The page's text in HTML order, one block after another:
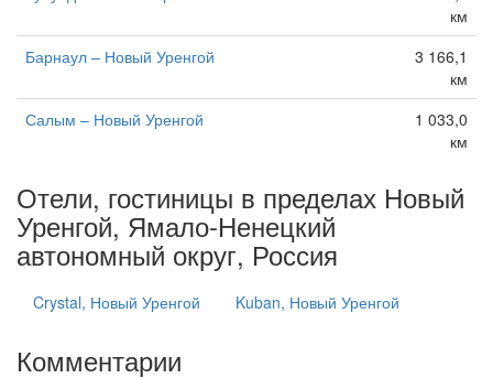
км
Барнаул – Новый Уренгой
3 166,1
км
Салым – Новый Уренгой
1 033,0
км
Отели, гостиницы в пределах Новый
Уренгой, Ямало-Ненецкий
автономный округ, Россия
Crystal, Новый Уренгой Kuban, Новый Уренгой
Комментарии